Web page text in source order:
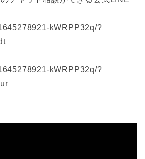
kWRPP32q/?
kWRPP32q/?